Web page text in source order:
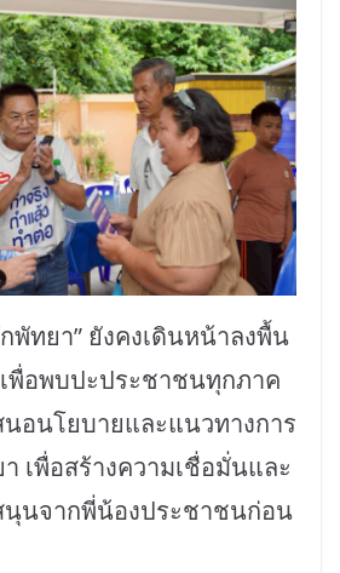
พัทยา” ยังคงเดินหน้าลงพื้น
พื่อพบปะประชาชนทุกภาค
อนโยบายและแนวทางการ
เพื่อสร้างความเชื่อมั่นและ
นจากพี่น้องประชาชนก่อน